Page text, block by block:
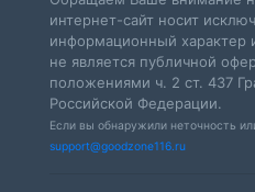
интернет-сайт носит
информационный характер
не является публичной
положениями ч. 2 ст. 437
Российской Федерации.
Если вы обнаружили неточность
support@goodzone116.ru